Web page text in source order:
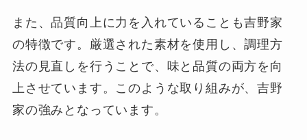
また、品質向上に力を入れていることも吉野家
の特徴です。厳選された素材を使用し、調理方
法の見直しを行うことで、味と品質の両方を向
上させています。このような取り組みが、吉野
家の強みとなっています。